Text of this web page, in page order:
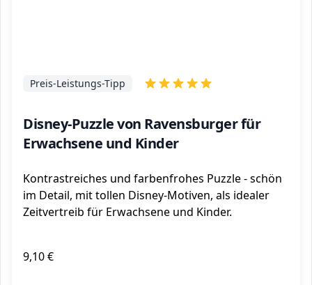
Disney-Puzzle von Ravensburger für
Erwachsene und Kinder
Preis-Leistungs-Tipp
Kontrastreiches und farbenfrohes Puzzle - schön
im Detail, mit tollen Disney-Motiven, als idealer
Zeitvertreib für Erwachsene und Kinder.
9,10 €